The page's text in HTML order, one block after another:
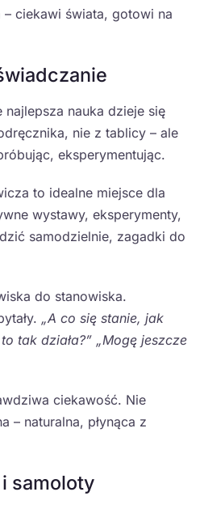
– ciekawi świata, gotowi na
nauka dzieje się
nie z tablicy – ale
eksperymentując.
to idealne miejsce dla
wystawy, eksperymenty,
samodzielnie, zagadki do
do stanowiska.
„A co się stanie, jak
tak działa?” „Mogę jeszcze
ciekawość. Nie
– naturalna, płynąca z
samoloty